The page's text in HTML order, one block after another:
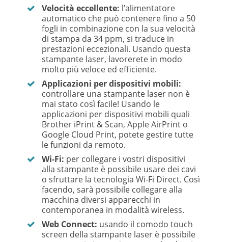
Velocità eccellente: l’alimentatore
automatico che può contenere fino a 50
fogli in combinazione con la sua velocità
di stampa da 34 ppm, si traduce in
prestazioni eccezionali. Usando questa
stampante laser, lavorerete in modo
molto più veloce ed efficiente.
Applicazioni per dispositivi mobili:
controllare una stampante laser non è
mai stato così facile! Usando le
applicazioni per dispositivi mobili quali
Brother iPrint & Scan, Apple AirPrint o
Google Cloud Print, potete gestire tutte
le funzioni da remoto.
Wi-Fi: per collegare i vostri dispositivi
alla stampante è possibile usare dei cavi
o sfruttare la tecnologia Wi-Fi Direct. Così
facendo, sarà possibile collegare alla
macchina diversi apparecchi in
contemporanea in modalità wireless.
Web Connect: usando il comodo touch
screen della stampante laser è possibile